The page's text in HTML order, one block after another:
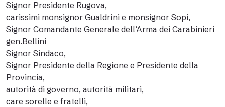
Signor Presidente Rugova,
carissimi monsignor Gualdrini e monsignor Sopi,
Signor Comandante Generale dell’Arma dei Carabinieri
gen.Bellini
Signor Sindaco,
Signor Presidente della Regione e Presidente della
Provincia,
autorità di governo, autorità militari,
care sorelle e fratelli,